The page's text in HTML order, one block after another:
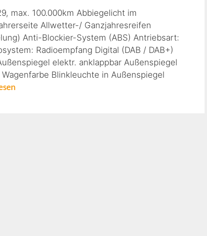
max. 100.000km Abbiegelicht im
Allwetter-/ Ganzjahresreifen
Anti-Blockier-System (ABS) Antriebsart:
Radioempfang Digital (DAB / DAB+)
elektr. anklappbar Außenspiegel
Blinkleuchte in Außenspiegel